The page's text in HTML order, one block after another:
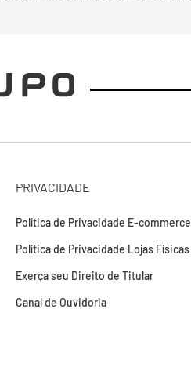
PRIVACIDADE
Política de Privacidade E-commerce
Política de Privacidade Lojas Físicas
Exerça seu Direito de Titular
Canal de Ouvidoria